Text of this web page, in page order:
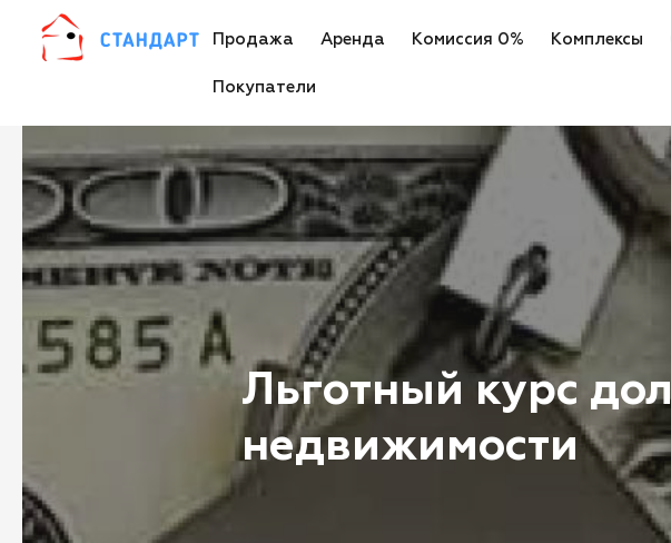
Продажа Аренда Комиссия 0% Комплексы
Покупатели
Льготный курс
недвижимости